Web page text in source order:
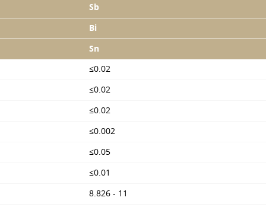
Sb
Bi
Sn
≤0.02
≤0.02
≤0.02
≤0.002
≤0.05
≤0.01
8.826 - 11